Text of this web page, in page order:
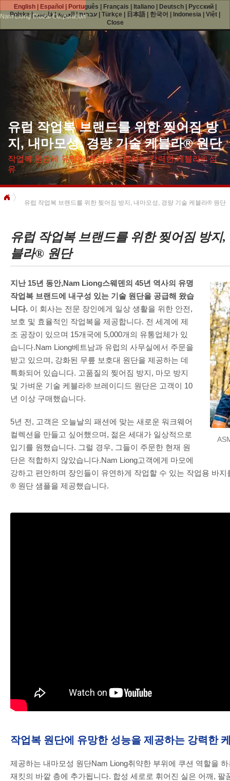
Nam Liong Global Corporation
유럽 ​​작업복 브랜드를 위한 찢어짐 방
지, 내마모성, 경량 기술 케블라® 원단
작업복 원단에 유망한 성능을 제공하는 강력한 케블라® 섬
유
유럽 ​​작업복 브랜드를 위한 찢어짐 방지, 내마모성, 경량 기술 케블라® 원단
유럽 ​​작업복 브랜드를 위한 찢어짐 방지
블라® 원단
지난 15년 동안,Nam Liong스웨덴의 45년 역사의 유명
작업복 브랜드에 내구성 있는 기술 원단을 공급해 왔습
니다. 이 회사는 전문 장인에게 일상 생활을 위한 안전,
보호 및 효율적인 작업복을 제공합니다. 전 세계에 제
조 공장이 있으며 15개국에 5,000개의 유통업체가 있
습니다.Nam Liong베트남과 유럽의 사무실에서 주문을
받고 있으며, 강화된 무릎 보호대 원단을 제공하는 데
특화되어 있습니다. 고품질의 찢어짐 방지, 마모 방지
및 가벼운 기술 케블라® 브레이디드 원단은 고객이 10
년 이상 구매했습니다.
5년 전, 고객은 오늘날의 패션에 맞는 새로운 워크웨어
컬렉션을 만들고 싶어했으며, 젊은 세대가 일상적으로
입기를 원했습니다. 그럴 경우, 그들이 주문한 현재 원
단은 적합하지 않았습니다.Nam Liong고객에게 마모에
강하고 편안하며 장인들이 유연하게 작업할 수 있는 작업용 바
® 원단 샘플을 제공했습니다.
작업복 원단에 유망한 성능을 제공하는 강력한
제공하는 내마모성 원단Nam Liong취약한 부위에 쿠션 역할을
재킷의 바깥 층에 추가됩니다. 합성 세로로 휘어진 실은 어깨,
English| Español Português Français Italiano| Deutsch| Русский|
Polska| עברית|العربية|فارسی Türkçe 日本語 한국어 Indonesia Việt
Close